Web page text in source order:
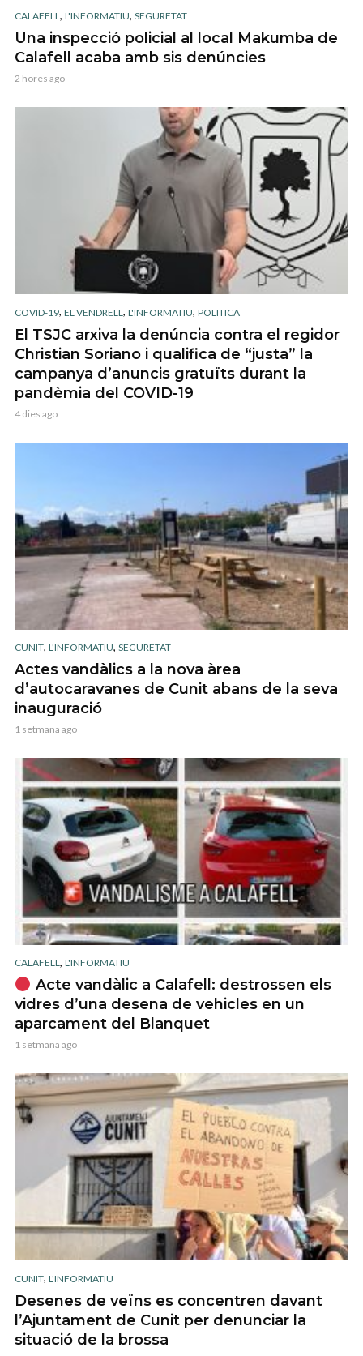
CALAFELL, L'INFORMATIU, SEGURETAT
Una inspecció policial al local Makumba de
Calafell acaba amb sis denúncies
2 hores ago
COVID-19, EL VENDRELL , L'INFORMATIU, POLITICA
El TSJC arxiva la denúncia contra el regidor
Christian Soriano i qualifica de “justa” la
campanya d’anuncis gratuïts durant la
pandèmia del COVID-19
4 dies ago
CUNIT, L'INFORMATIU, SEGURETAT
Actes vandàlics a la nova àrea
d’autocaravanes de Cunit abans de la seva
inauguració
1 setmana ago
CALAFELL, L'INFORMATIU
Acte vandàlic a Calafell: destrossen els
vidres d’una desena de vehicles en un
aparcament del Blanquet
1 setmana ago
CUNIT, L'INFORMATIU
Desenes de veïns es concentren davant
l’Ajuntament de Cunit per denunciar la
situació de la brossa